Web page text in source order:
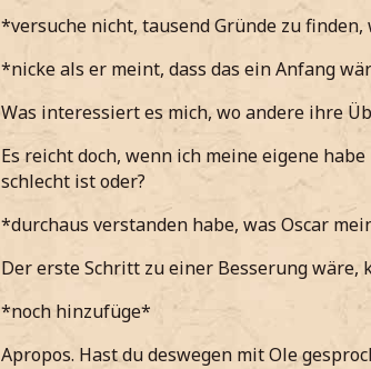
*langsam erkläre*
Was meinst du?
*ihn fragend ansehe*
*versuche nicht, tausend Gründe zu
*nicke als er meint, dass das ein Anfang
Was interessiert es mich, wo andere ihre
Es reicht doch, wenn ich meine eigene
schlecht ist oder?
*durchaus verstanden habe, was Oscar
Der erste Schritt zu einer Besserung wäre,
*noch hinzufüge*
Apropos. Hast du deswegen mit Ole